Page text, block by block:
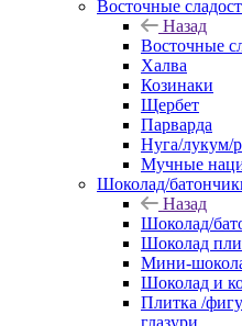
Восточные
Назад
Восточные
Халва
Козинаки
Щербет
Парварда
Нуга/лукум/
Мучные
Шоколад/
Назад
Шоколад/
Шоколад
Мини-
Шоколад и
Плитка /
глазури